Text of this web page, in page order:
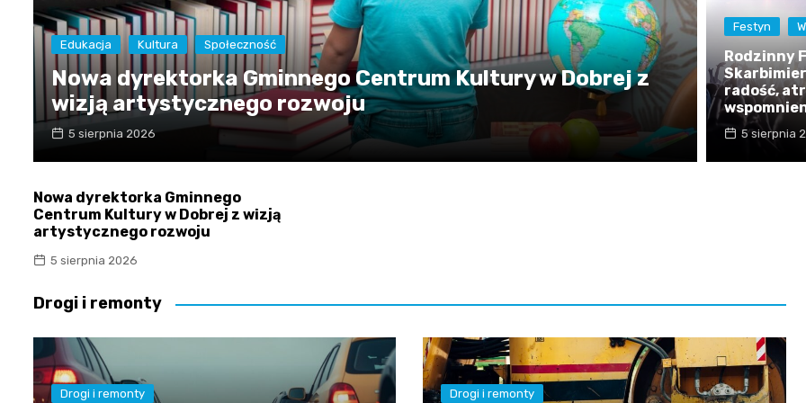
Edukacja Kultura Społeczność
Nowa dyrektorka Gminnego Centrum Kultury w Dobrej z
wizją artystycznego rozwoju
5 sierpnia 2026
Festyn
Rodzinny
radość,
5 sierpnia
Nowa dyrektorka Gminnego
Centrum Kultury w Dobrej z wizją
artystycznego rozwoju
5 sierpnia 2026
Drogi i remonty
Drogi i remonty Drogi i remonty